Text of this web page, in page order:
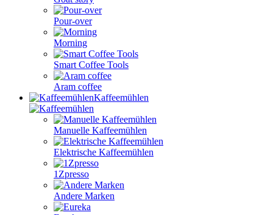
Pour-over
Morning
Smart Coffee Tools
Aram coffee
Kaffeemühlen
Manuelle Kaffeemühlen
Elektrische Kaffeemühlen
1Zpresso
Andere Marken